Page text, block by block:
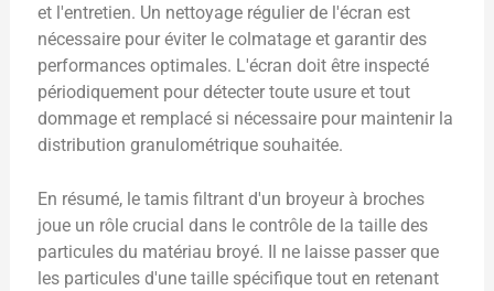
et l'entretien. Un nettoyage régulier de l'écran est
nécessaire pour éviter le colmatage et garantir des
performances optimales. L'écran doit être inspecté
périodiquement pour détecter toute usure et tout
dommage et remplacé si nécessaire pour maintenir la
distribution granulométrique souhaitée.
En résumé, le tamis filtrant d'un broyeur à broches
joue un rôle crucial dans le contrôle de la taille des
particules du matériau broyé. Il ne laisse passer que
les particules d'une taille spécifique tout en retenant